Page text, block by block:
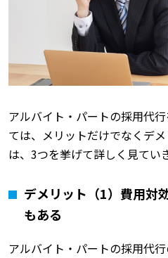
アルバイト・パートの採用代
ては、メリットだけでなくデ
は、3つを挙げて詳しく見てい
デメリット（1）費用対
もある
アルバイト・パートの採用代